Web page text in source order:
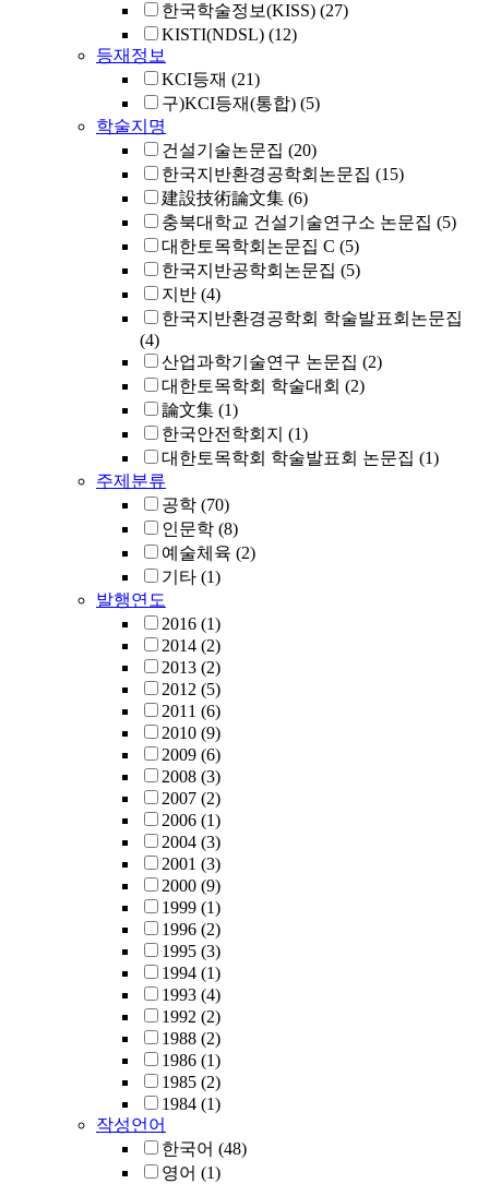
한국학술정보(KISS) (27)
KISTI(NDSL) (12)
등재정보
KCI등재 (21)
구)KCI등재(통합) (5)
학술지명
건설기술논문집 (20)
한국지반환경공학회논문집 (15)
建設技術論文集 (6)
충북대학교 건설기술연구소 논문집 (5)
대한토목학회논문집 C (5)
한국지반공학회논문집 (5)
지반 (4)
한국지반환경공학회 학술발표회논문집
(4)
산업과학기술연구 논문집 (2)
대한토목학회 학술대회 (2)
論文集 (1)
한국안전학회지 (1)
대한토목학회 학술발표회 논문집 (1)
주제분류
공학 (70)
인문학 (8)
예술체육 (2)
기타 (1)
발행연도
2016 (1)
2014 (2)
2013 (2)
2012 (5)
2011 (6)
2010 (9)
2009 (6)
2008 (3)
2007 (2)
2006 (1)
2004 (3)
2001 (3)
2000 (9)
1999 (1)
1996 (2)
1995 (3)
1994 (1)
1993 (4)
1992 (2)
1988 (2)
1986 (1)
1985 (2)
1984 (1)
작성언어
한국어 (48)
영어 (1)